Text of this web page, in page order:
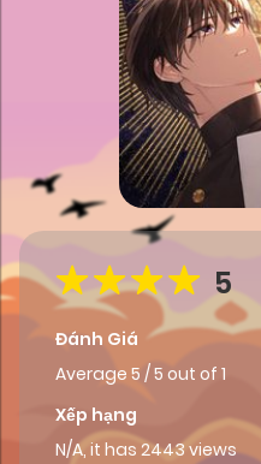
5
Đánh Giá
Average 5 /5 out of 1
Xếp hạng
N/A, it has 2443 views